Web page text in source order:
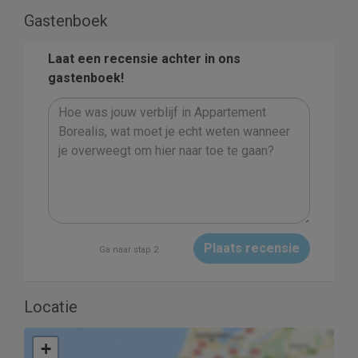
Gastenboek
Laat een recensie achter in ons
gastenboek!
Ga naar stap 2 Plaats recensie
Locatie
+